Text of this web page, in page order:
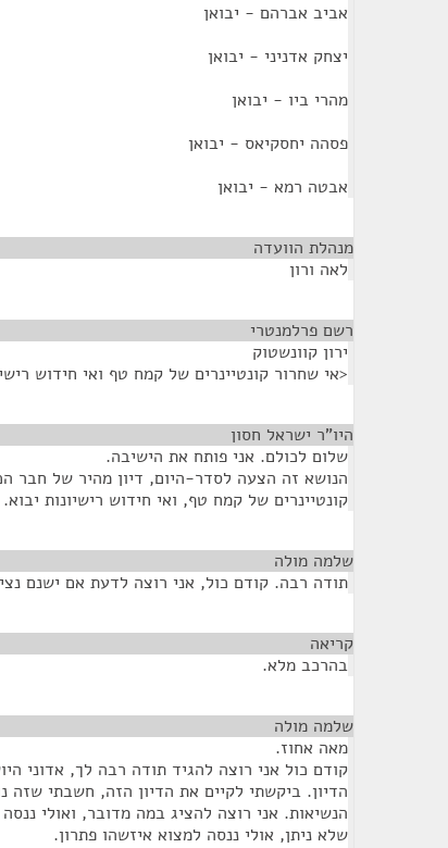
אביב אברהם - יבואן
יצחק אדניני - יבואן
מהרי ביו - יבואן
פסהה יחסקיאס - יבואן
אבטה רמא - יבואן
מנהלת הוועדה
לאה ורון
רשם פרלמנטרי
ירון קוונשטוק
<אי שחרור קונטיינרים של קמח טף ואי חידוש
היו"ר ישראל חסון
שלום לכולם. אני פותח את הישיבה.
הנושא זה הצעה לסדר-היום, דיון מהיר של חבר
קונטיינרים של קמח טף, ואי חידוש רישיונות
שלמה מולה
תודה רבה. קודם כול, אני רוצה לדעת אם ישנם
קריאה
בהרכב מלא.
שלמה מולה
מאה אחוז.
קודם כול אני רוצה להגיד תודה רבה לך, אדוני
הדיון. ביקשתי לקיים את הדיון הזה, חשבתי
הנשיאות. אני רוצה להציג במה מדובר, ואולי
שלא ניתן, אולי ננסה למצוא איזשהו פתרון.